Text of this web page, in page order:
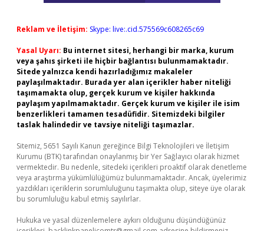
Reklam ve İletişim: Skype: live:.cid.575569c608265c69
Yasal Uyarı: Bu internet sitesi, herhangi bir marka, kurum
veya şahıs şirketi ile hiçbir bağlantısı bulunmamaktadır.
Sitede yalnızca kendi hazırladığımız makaleler
paylaşılmaktadır. Burada yer alan içerikler haber niteliği
taşımamakta olup, gerçek kurum ve kişiler hakkında
paylaşım yapılmamaktadır. Gerçek kurum ve kişiler ile isim
benzerlikleri tamamen tesadüfidir. Sitemizdeki bilgiler
taslak halindedir ve tavsiye niteliği taşımazlar.
Sitemiz, 5651 Sayılı Kanun gereğince Bilgi Teknolojileri ve İletişim
Kurumu (BTK) tarafından onaylanmış bir Yer Sağlayıcı olarak hizmet
vermektedir. Bu nedenle, sitedeki içerikleri proaktif olarak denetleme
veya araştırma yükümlülüğümüz bulunmamaktadır. Ancak, üyelerimiz
yazdıkları içeriklerin sorumluluğunu taşımakta olup, siteye üye olarak
bu sorumluluğu kabul etmiş sayılırlar.
Hukuka ve yasal düzenlemelere aykırı olduğunu düşündüğünüz